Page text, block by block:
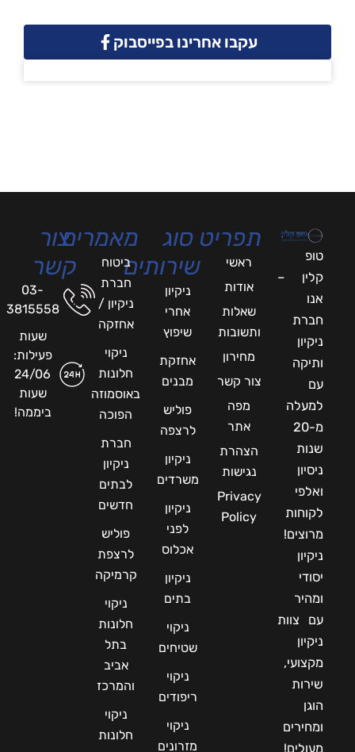
עקבו אחרינו בפייסבוק
טופ
קלין –
אנו
חברת
ניקיון
ותיקה
עם
למעלה
מ-20
שנות
ניסיון
ואלפי
לקוחות
מרוצים!
ניקיון
יסודי
ומהיר
עם צוות
ניקיון
מקצועי,
שירות
הוגן
ומחירים
מעולים!
תפריט
ראשי
אודות
שאלות
ותשובות
מחירון
צור קשר
מפה
אתר
הצהרת
נגישות
Privacy
Policy
סוג
שירותים
ניקיון
אחרי
שיפוץ
אחזקת
מבנים
פוליש
לרצפה
ניקיון
משרדים
ניקיון
לפני
אכלוס
ניקיון
בתים
ניקוי
שטיחים
ניקוי
ריפודים
ניקוי
מזרונים
מאמרים
ביטוח
חברת
ניקיון /
אחזקה
ניקוי
חלונות
באוסמוזה
הפוכה
חברת
ניקיון
לבתים
חדשים
פוליש
לרצפת
קרמיקה
ניקוי
חלונות
בתל
אביב
והמרכז
ניקוי
חלונות
צור
קשר
03-
3815558
שעות
פעילות:
24/06
שעות
ביממה!